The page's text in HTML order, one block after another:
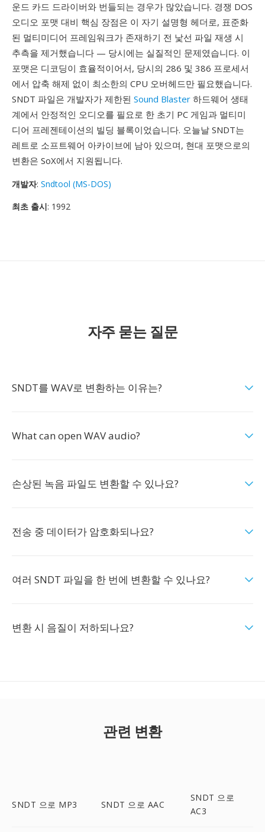
운드 카드 드라이버와 번들되는 경우가 많았습니다. 경쟁 DOS
오디오 포맷 대비 핵심 장점은 이 자기 설명형 헤더로, 표준화
된 멀티미디어 프레임워크가 존재하기 전 낯선 파일 재생 시
추측을 제거했습니다 — 당시에는 실질적인 문제였습니다. 이
포맷은 디코딩이 효율적이어서, 당시의 286 및 386 프로세서
에서 압축 해제 없이 최소한의 CPU 오버헤드만 필요했습니다.
SNDT 파일은 개발자가 제한된 Sound Blaster 하드웨어 생태
계에서 안정적인 오디오를 필요로 한 초기 PC 게임과 멀티미
디어 프레젠테이션의 빌딩 블록이었습니다. 오늘날 SNDT는
레트로 소프트웨어 아카이브에 남아 있으며, 현대 포맷으로의
변환은 SoX에서 지원됩니다.
개발자: Sndtool (MS-DOS)
최초 출시: 1992
자주 묻는 질문
SNDT를 WAV로 변환하는 이유는?
What can open WAV audio?
손상된 녹음 파일도 변환할 수 있나요?
전송 중 데이터가 암호화되나요?
여러 SNDT 파일을 한 번에 변환할 수 있나요?
변환 시 음질이 저하되나요?
관련 변환
SNDT 으로 MP3 SNDT 으로 AAC
SNDT 으로
AC3